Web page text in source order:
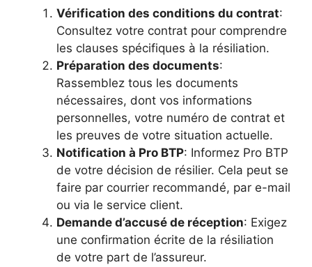
Vérification des conditions du contrat:
Consultez votre contrat pour comprendre
les clauses spécifiques à la résiliation.
Préparation des documents:
Rassemblez tous les documents
nécessaires, dont vos informations
personnelles, votre numéro de contrat et
les preuves de votre situation actuelle.
Notification à Pro BTP: Informez Pro BTP
de votre décision de résilier. Cela peut se
faire par courrier recommandé, par e-mail
ou via le service client.
Demande d’accusé de réception: Exigez
une confirmation écrite de la résiliation
de votre part de l’assureur.